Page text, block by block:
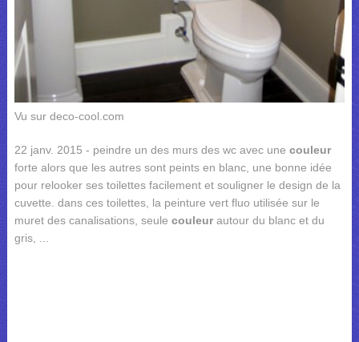
Vu sur deco-cool.com
22 janv. 2015 - peindre un des murs des wc avec une couleur
forte alors que les autres sont peints en blanc, une bonne idée
pour relooker ses toilettes facilement et souligner le design de la
cuvette. dans ces toilettes, la peinture vert fluo utilisée sur le
muret des canalisations, seule couleurautour du blanc et du
gris, ...